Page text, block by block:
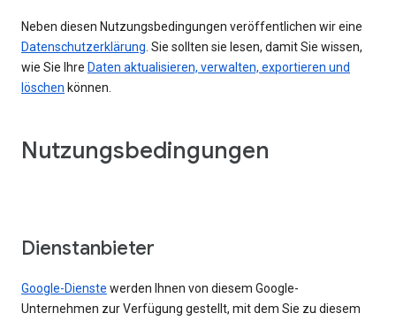
Neben diesen Nutzungsbedingungen veröffentlichen wir eine
Datenschutzerklärung . Sie sollten sie lesen, damit Sie wissen,
wie Sie Ihre Daten aktualisieren, verwalten, exportieren und
löschen können.
Nutzungsbedingungen
Dienstanbieter
Google-Dienste werden Ihnen von diesem Google-
Unternehmen zur Verfügung gestellt, mit dem Sie zu diesem